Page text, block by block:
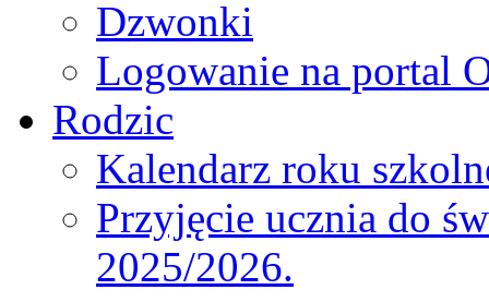
Dzwonki
Logowanie na portal
Rodzic
Kalendarz roku
Przyjęcie ucznia do
2025/2026.